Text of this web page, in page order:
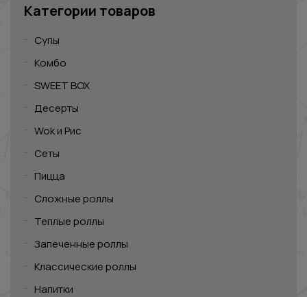
Категории товаров
Супы
Комбо
SWEET BOX
Десерты
Wok и Рис
Сеты
Пицца
Сложные роллы
Теплые роллы
Запеченные роллы
Классические роллы
Напитки